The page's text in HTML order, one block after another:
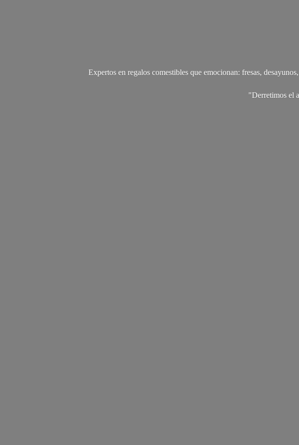
Expertos en regalos comestibles que emocionan: fresas,
"Derretimos el